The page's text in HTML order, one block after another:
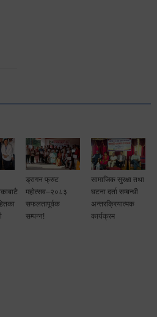
ड्रागन फ्रुट
महोत्सव–२०८३
सफलतापूर्वक
सम्पन्न!
सामाजिक सुरक्षा तथा
घटना दर्ता सम्बन्धी
अन्तरक्रियात्मक
कार्यक्रम